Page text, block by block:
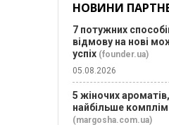
НОВИНИ
7 потужних
відмову на нові
успіх (founder.ua)
05.08.2026
5 жіночих
найбільше
(margosha.com.ua)